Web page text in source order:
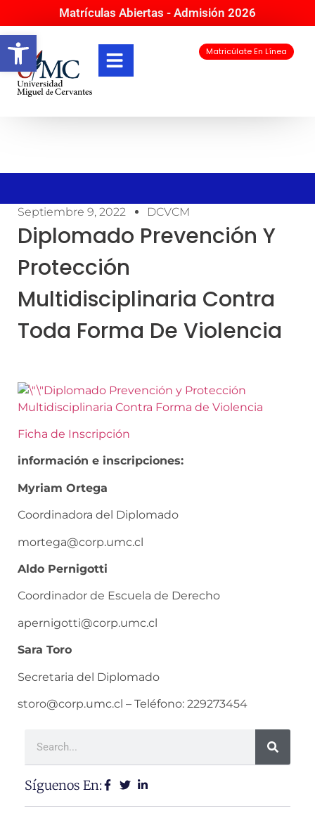
Abrir barra de herramientas
Matrículas Abiertas - Admisión 2026
Matricúlate En Línea
Septiembre 9, 2022 DCVCM
Diplomado Prevención Y
Protección
Multidisciplinaria Contra
Toda Forma De Violencia
Diplomado Prevención y Protección
Multidisciplinaria Contra Forma de Violencia
Ficha de Inscripción
información e inscripciones:
Myriam Ortega
Coordinadora del Diplomado
mortega@corp.umc.cl
Aldo Pernigotti
Coordinador de Escuela de Derecho
apernigotti@corp.umc.cl
Sara Toro
Secretaria del Diplomado
storo@corp.umc.cl – Teléfono: 229273454
Síguenos En: